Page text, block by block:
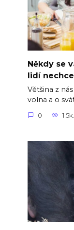
Někdy se
lidí
Většina z
volna a o
0 1.5k.